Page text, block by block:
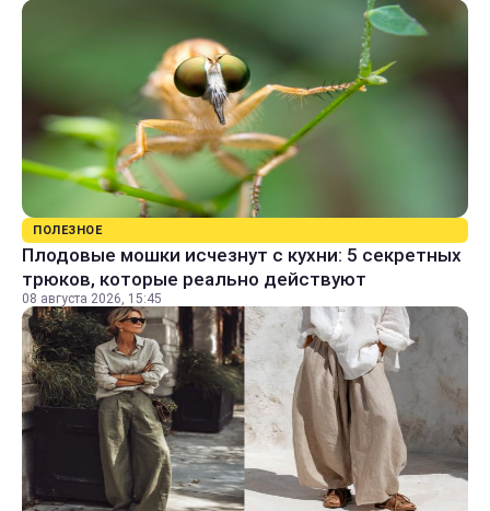
ПОЛЕЗНОЕ
Плодовые мошки исчезнут с кухни: 5 секретных
трюков, которые реально действуют
08 августа 2026, 15:45